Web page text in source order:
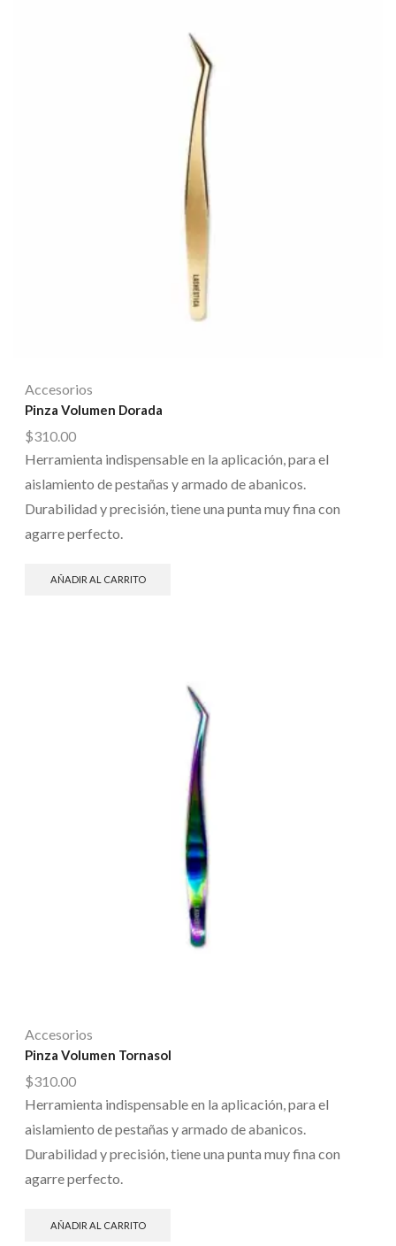
Accesorios
Pinza Volumen Dorada
$310.00
Herramienta indispensable en la aplicación, para el
aislamiento de pestañas y armado de abanicos.
Durabilidad y precisión, tiene una punta muy fina con
agarre perfecto.
AÑADIR AL CARRITO
Accesorios
Pinza Volumen Tornasol
$310.00
Herramienta indispensable en la aplicación, para el
aislamiento de pestañas y armado de abanicos.
Durabilidad y precisión, tiene una punta muy fina con
agarre perfecto.
AÑADIR AL CARRITO